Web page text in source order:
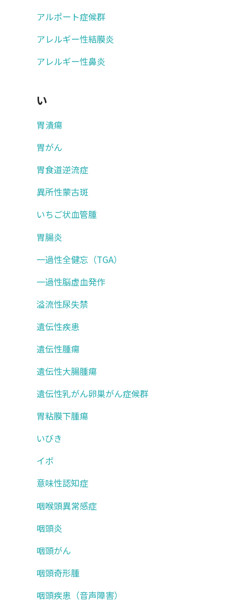
アルポート症候群
アレルギー性結膜炎
アレルギー性鼻炎
い
胃潰瘍
胃がん
胃食道逆流症
異所性蒙古斑
いちご状血管腫
胃腸炎
一過性全健忘（TGA）
一過性脳虚血発作
溢流性尿失禁
遺伝性疾患
遺伝性腫瘍
遺伝性大腸腫瘍
遺伝性乳がん卵巣がん症候群
胃粘膜下腫瘍
いびき
イボ
意味性認知症
咽喉頭異常感症
咽頭炎
咽頭がん
咽頭奇形腫
咽頭疾患（音声障害）